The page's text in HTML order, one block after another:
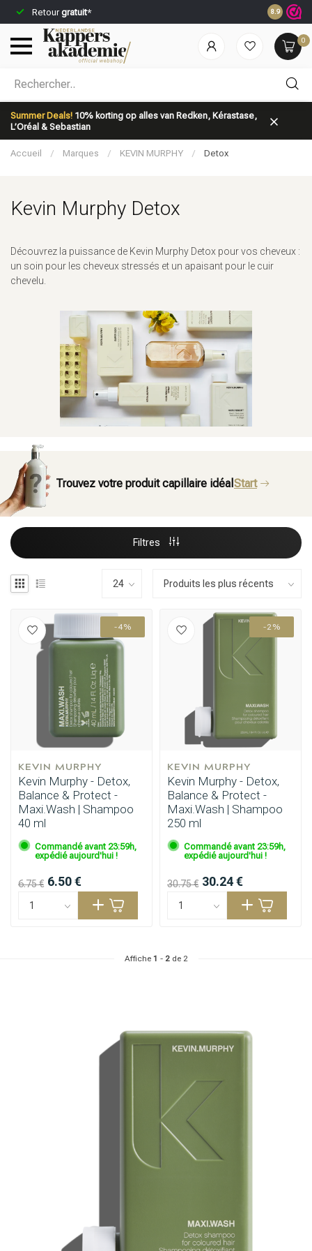
Retourgratuit*
jour même*
8.9
0
Summer Deals! 10% korting op alles van Redken, Kérastase,
L’Oréal & Sebastian
Quelle catégorie recherchez-vous?
Accueil / Marques / KEVIN MURPHY / Detox
Kevin Murphy Detox
Découvrez la puissance de Kevin Murphy Detox pour vos cheveux :
un soin pour les cheveux stressés et un apaisant pour le cuir
chevelu.
Trouvez votre produit capillaire idéal Start
Filtres
-4%
KEVIN MURPHY
Kevin Murphy - Detox,
Balance & Protect -
Maxi.Wash | Shampoo
40 ml
Commandé avant 23:59h,
expédié aujourd'hui !
6.75 € 6.50 €
-2%
KEVIN MURPHY
Kevin Murphy - Detox,
Balance & Protect -
Maxi.Wash | Shampoo
250 ml
Commandé avant 23:59h,
expédié aujourd'hui !
30.75 € 30.24 €
Affiche 1 - 2de 2